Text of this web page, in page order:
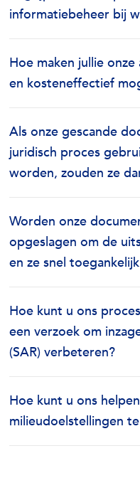
informatiebeheer bij
Hoe maken jullie
en kosteneffectief
Als onze gescande
juridisch proces
worden, zouden ze
Worden onze
opgeslagen om de
en ze snel
Hoe kunt u ons
een verzoek om
(SAR) verbeteren?
Hoe kunt u ons
milieudoelstellingen